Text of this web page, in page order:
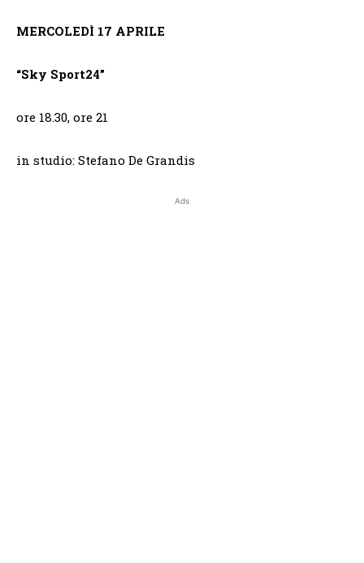
MERCOLEDÌ 17 APRILE
“Sky Sport24”
ore 18.30, ore 21
in studio: Stefano De Grandis
Ads